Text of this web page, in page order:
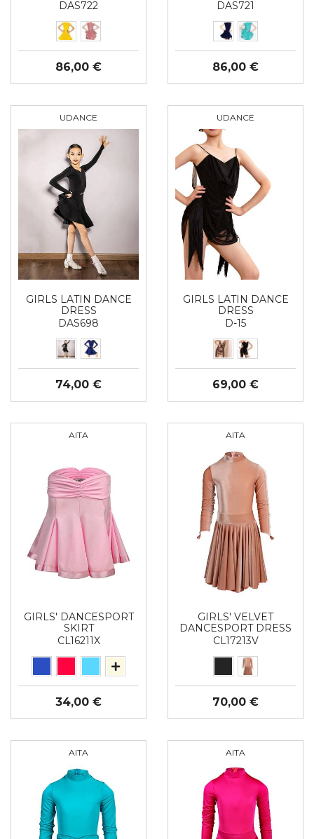
DAS722
86,00 €
DAS721
86,00 €
UDANCE
GIRLS LATIN DANCE
DRESS
DAS698
74,00 €
UDANCE
GIRLS LATIN DANCE
DRESS
D-15
69,00 €
AITA
GIRLS' DANCESPORT
SKIRT
CL16211X
34,00 €
AITA
GIRLS' VELVET
DANCESPORT DRESS
CL17213V
70,00 €
AITA AITA